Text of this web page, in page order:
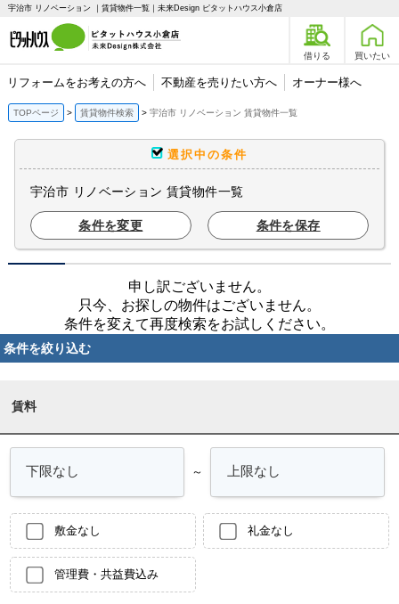
宇治市 リノベーション ｜賃貸物件一覧｜未来Design ピタットハウス小倉店
借りる 買いたい
リフォームをお考えの方へ 不動産を売りたい方へ オーナー様へ
TOPページ 賃貸物件検索 宇治市 リノベーション 賃貸物件一覧
選択中の条件
宇治市 リノベーション 賃貸物件一覧
条件を変更 条件を保存
申し訳ございません。
只今、お探しの物件はございません。
条件を変えて再度検索をお試しください。
条件を絞り込む
賃料
～
敷金なし 礼金なし
管理費・共益費込み